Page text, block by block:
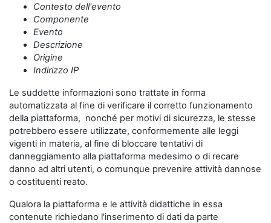
Contesto dell'evento
Componente
Evento
Descrizione
Origine
Indirizzo IP
Le suddette informazioni sono trattate in forma
automatizzata al fine di verificare il corretto funzionamento
della piattaforma, nonché per motivi di sicurezza, le stesse
potrebbero essere utilizzate, conformemente alle leggi
vigenti in materia, al fine di bloccare tentativi di
danneggiamento alla piattaforma medesimo o di recare
danno ad altri utenti, o comunque prevenire attività dannose
o costituenti reato.
Qualora la piattaforma e le attività didattiche in essa
contenute richiedano l'inserimento di dati da parte